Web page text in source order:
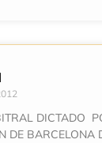
DICTADO
DE BARCELONA